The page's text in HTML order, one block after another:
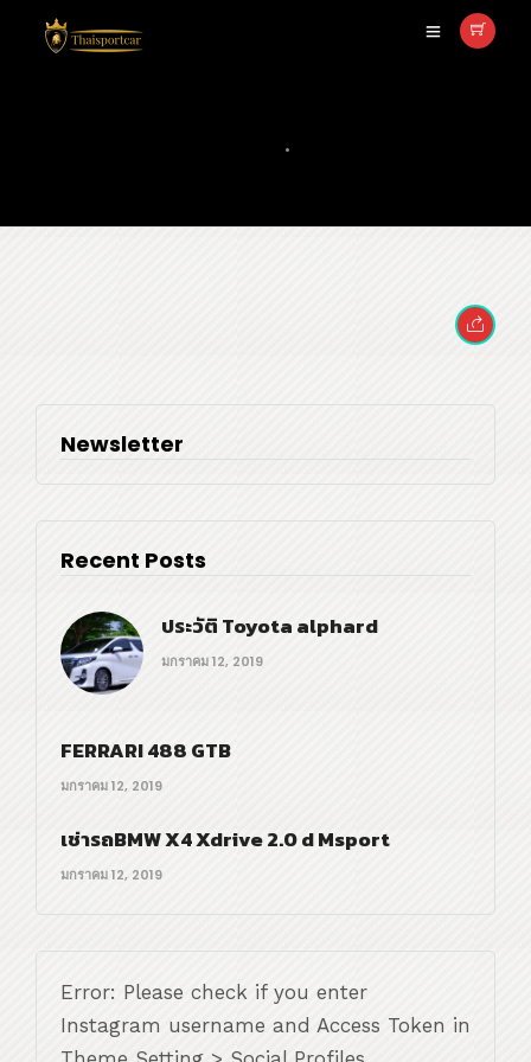
•
Newsletter
Recent Posts
ประวัติ Toyota alphard
มกราคม 12, 2019
FERRARI 488 GTB
มกราคม 12, 2019
เช่ารถBMW X4 Xdrive 2.0 d Msport
มกราคม 12, 2019
Error: Please check if you enter
Instagram username and Access Token in